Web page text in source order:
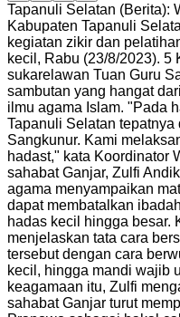
Tapanuli Selatan (Berita):
Kabupaten Tapanuli
kegiatan zikir dan
kecil, Rabu (23/8/2023). 5
sukarelawan Tuan Guru
sambutan yang hangat
ilmu agama Islam. "Pada
Tapanuli Selatan
Sangkunur. Kami
hadast," kata Koordinator
sahabat Ganjar, Zulfi
agama menyampaikan
dapat membatalkan
hadas kecil hingga besar.
menjelaskan tata cara
tersebut dengan cara
kecil, hingga mandi wajib
keagamaan itu, Zulfi
sahabat Ganjar turut